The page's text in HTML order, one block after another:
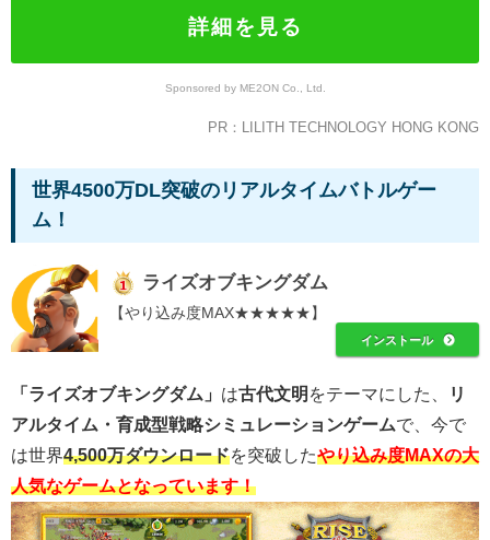
詳細を見る
Sponsored by ME2ON Co., Ltd.
PR：LILITH TECHNOLOGY HONG KONG
世界4500万DL突破のリアルタイムバトルゲー
ム！
ライズオブキングダム
【やり込み度MAX★★★★★】
インストール
「ライズオブキングダム」 は古代文明 をテーマにした、
リ
アルタイム・育成型戦略シミュレーションゲームで、今で
は世界4,500万ダウンロードを突破したやり込み度MAXの大
人気なゲームとなっています！